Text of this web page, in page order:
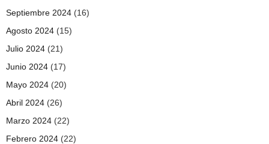
Septiembre 2024 (16)
Agosto 2024 (15)
Julio 2024 (21)
Junio 2024 (17)
Mayo 2024 (20)
Abril 2024 (26)
Marzo 2024 (22)
Febrero 2024 (22)